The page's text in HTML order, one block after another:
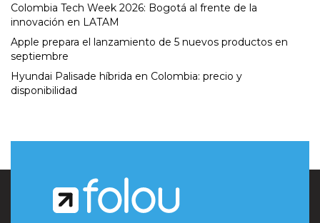
Colombia Tech Week 2026: Bogotá al frente de la
innovación en LATAM
Apple prepara el lanzamiento de 5 nuevos productos en
septiembre
Hyundai Palisade híbrida en Colombia: precio y
disponibilidad